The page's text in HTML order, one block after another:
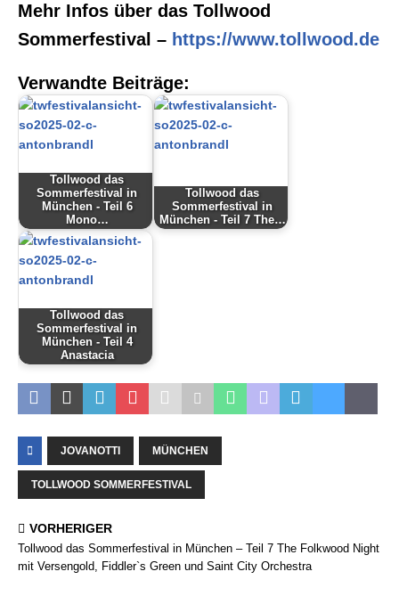
Mehr Infos über das Tollwood
Sommerfestival – https://www.tollwood.de
Verwandte Beiträge:
Tollwood das
Sommerfestival in
München - Teil 6
Mono…
Tollwood das
Sommerfestival in
München - Teil 7 The…
Tollwood das
Sommerfestival in
München - Teil 4
Anastacia
JOVANOTTI MÜNCHEN
TOLLWOOD SOMMERFESTIVAL
VORHERIGER
Tollwood das Sommerfestival in München – Teil 7 The Folkwood Night
mit Versengold, Fiddler`s Green und Saint City Orchestra